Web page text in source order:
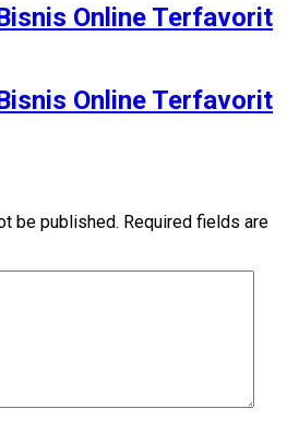
Online Terfavorit
Online Terfavorit
be published. Required fields are